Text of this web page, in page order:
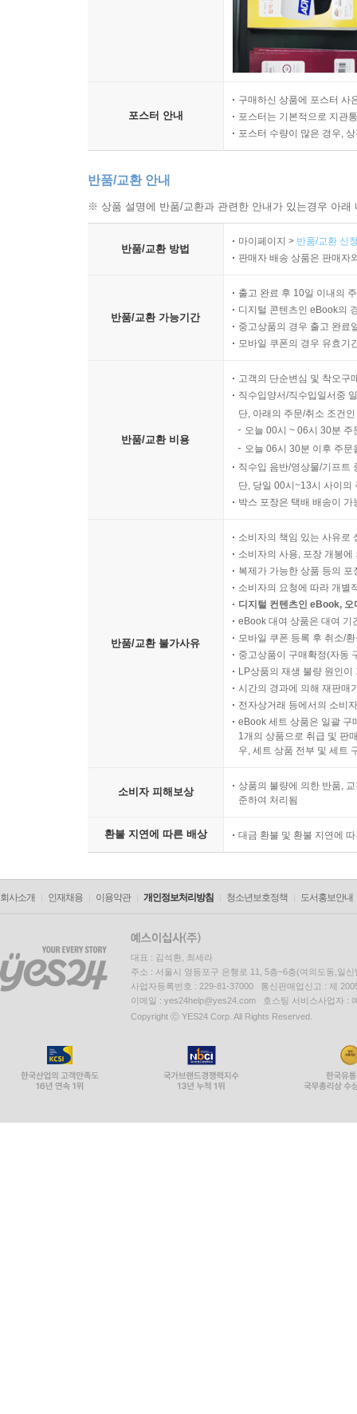
포스터 안내
구매하신 상품에 포스터 사
포스터는 기본적으로 지관
포스터 수량이 많은 경우,
반품/교환 안내
※ 상품 설명에 반품/교환과 관련한 안내가 있는경우 아
반품/교환 방법
마이페이지 > 반품/교환 신
판매자 배송 상품은 판매자
반품/교환 가능기간
출고 완료 후 10일 이내의
디지털 콘텐츠인 eBook의
중고상품의 경우 출고 완료
모바일 쿠폰의 경우 유효기
반품/교환 비용
고객의 단순변심 및 착오구
직수입양서/직수입일서중
단, 아래의 주문/취소 조건
오늘 00시 ~ 06시 30분
오늘 06시 30분 이후 주
직수입 음반/영상물/기프트
단, 당일 00시~13시 사이의
박스 포장은 택배 배송이
반품/교환 불가사유
소비자의 책임 있는 사유로
소비자의 사용, 포장 개봉
복제가 가능한 상품 등의
소비자의 요청에 따라 개별
디지털 컨텐츠인 eBook,
eBook 대여 상품은 대여 기
모바일 쿠폰 등록 후 취소/
중고상품이 구매확정(자동
LP상품의 재생 불량 원인
시간의 경과에 의해 재판매
전자상거래 등에서의 소비
eBook 세트 상품은 일괄 구
1개의 상품으로 취급 및 판
우, 세트 상품 전부 및 세트
소비자 피해보상
상품의 불량에 의한 반품,
준하여 처리됨
환불 지연에 따른 배상 대금 환불 및 환불 지연에
회사소개 인재채용 이용약관 개인정보처리방침 청소년보호정책 도서홍보안내
대표 : 김석환, 최세라
주소 : 서울시 영등포구 은행로 11, 5층~6층(여의도동,일신
사업자등록번호 : 229-81-37000 통신판매업신고 : 제
이메일 : yes24help@yes24.com 호스팅 서비스사업자 :
Copyright ⓒ YES24 Corp. All Rights Reserved.